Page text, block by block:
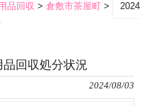
品回収 > 倉敷市茶屋町 >
2024
回収処分状況
2024/08/03